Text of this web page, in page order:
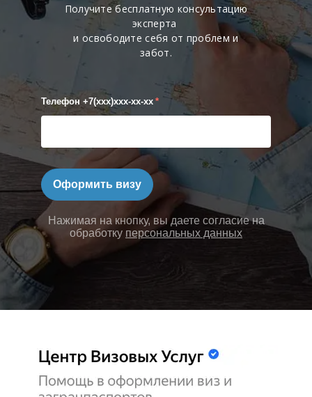
Получите бесплатную консультацию
эксперта
и освободите себя от проблем и
забот.
Телефон +7(xxx)xxx-xx-xx *
Оформить визу
Нажимая на кнопку, вы даете согласие на
обработку персональных данных